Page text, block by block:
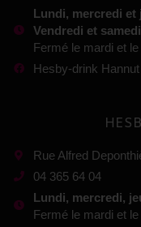
Lundi, mercredi et
Vendredi et samedi
Fermé le mardi et
Hesby-drink Hannut
Rue Alfred
04 365 64 04
Lundi, mercredi,
Fermé le mardi et